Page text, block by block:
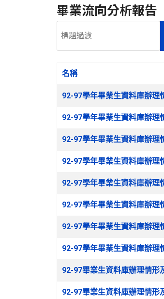
畢業流向分析報告
文章列表
名稱
92-97學年畢業生資料庫辦理
92-97學年畢業生資料庫辦理
92-97學年畢業生資料庫辦理
92-97學年畢業生資料庫辦理
92-97學年畢業生資料庫辦理
92-97學年畢業生資料庫辦理
92-97學年畢業生資料庫辦理
92-97學年畢業生資料庫辦理
92-97畢業生資料庫辦理情形
92-97畢業生資料庫辦理情形